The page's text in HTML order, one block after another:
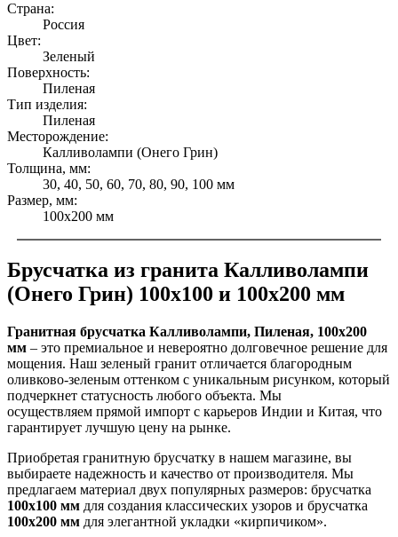
Страна:
Россия
Цвет:
Зеленый
Поверхность:
Пиленая
Тип изделия:
Пиленая
Месторождение:
Калливолампи (Онего Грин)
Толщина, мм:
30, 40, 50, 60, 70, 80, 90, 100 мм
Размер, мм:
100х200 мм
Брусчатка из гранита Калливолампи
(Онего Грин) 100x100 и 100x200 мм
Гранитная брусчатка Калливолампи, Пиленая, 100x200
мм – это премиальное и невероятно долговечное решение для
мощения. Наш зеленый гранит отличается благородным
оливково-зеленым оттенком с уникальным рисунком, который
подчеркнет статусность любого объекта. Мы
осуществляем прямой импорт с карьеров Индии и Китая, что
гарантирует лучшую цену на рынке.
Приобретая гранитную брусчатку в нашем магазине, вы
выбираете надежность и качество от производителя. Мы
предлагаем материал двух популярных размеров: брусчатка
100х100 мм для создания классических узоров и брусчатка
100х200 мм для элегантной укладки «кирпичиком».